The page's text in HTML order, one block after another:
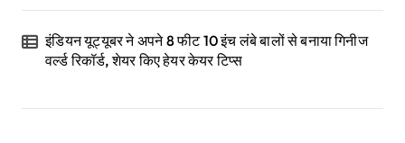
इंडियन यूट्यूबर ने अपने 8 फीट 10 इंच लंबे बालों से बनाया गिनीज
वर्ल्ड रिकॉर्ड, शेयर किए हेयर केयर टिप्स